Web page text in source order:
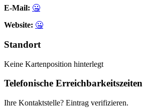
E-Mail: 🤐
Website: 🤐
Standort
Keine Kartenposition hinterlegt
Telefonische Erreichbarkeitszeiten
Ihre Kontaktstelle? Eintrag verifizieren.